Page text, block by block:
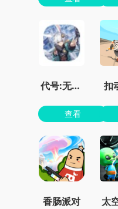
代号:无限大
查看
扣
香肠派对